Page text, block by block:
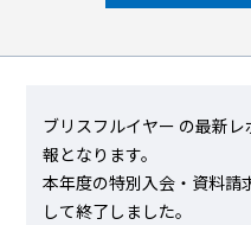
ブリスフルイヤー の最新
報となります。
本年度の特別入会・資料請
して終了しました。